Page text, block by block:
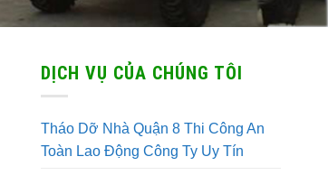
DỊCH VỤ CỦA CHÚNG TÔI